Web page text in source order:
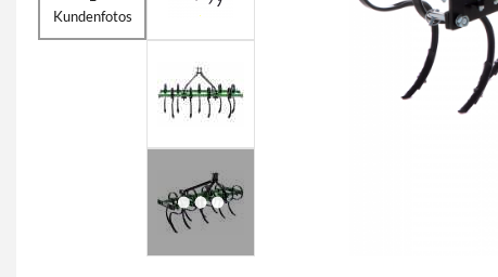
Kundenfotos